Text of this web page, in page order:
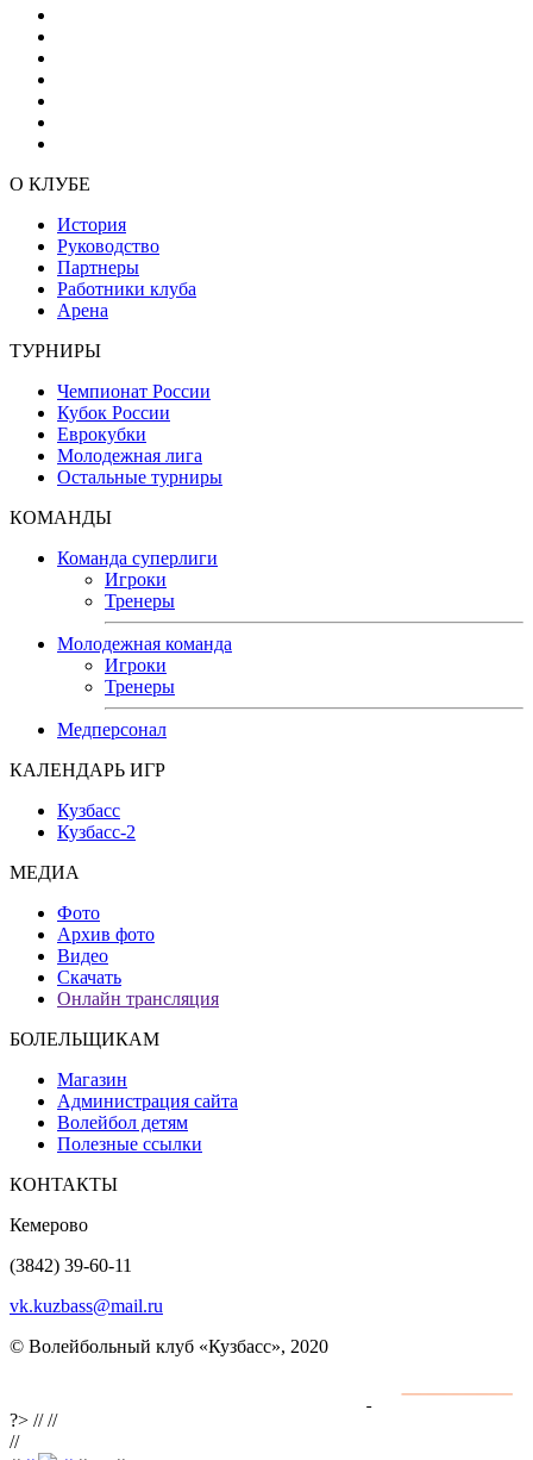
О КЛУБЕ
История
Руководство
Партнеры
Работники клуба
Арена
ТУРНИРЫ
Чемпионат России
Кубок России
Еврокубки
Молодежная лига
Остальные турниры
КОМАНДЫ
Команда суперлиги
Игроки
Тренеры
Молодежная команда
Игроки
Тренеры
Медперсонал
КАЛЕНДАРЬ ИГР
Кузбасс
Кузбасс-2
МЕДИА
Фото
Архив фото
Видео
Скачать
Онлайн трансляция
БОЛЕЛЬЩИКАМ
Магазин
Администрация сайта
Волейбол детям
Полезные ссылки
КОНТАКТЫ
Кемерово
(3842) 39-60-11
vk.kuzbass@mail.ru
© Волейбольный клуб «Кузбасс», 2020
?> ////
//